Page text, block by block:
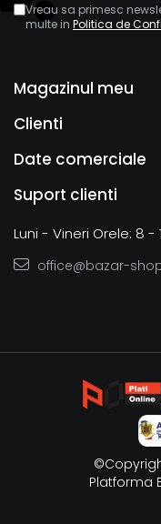
Vreau sa primesc
multe in Politica de
Magazinul meu
Clienti
Date comerciale
Suport clienti
Luni - Vineri Orele: 8 -
office@bazar-
Platforma